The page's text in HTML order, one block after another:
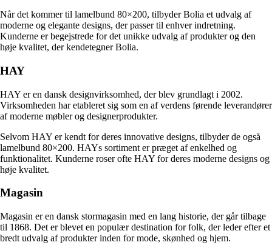
Når det kommer til lamelbund 80×200, tilbyder Bolia et udvalg af
moderne og elegante designs, der passer til enhver indretning.
Kunderne er begejstrede for det unikke udvalg af produkter og den
høje kvalitet, der kendetegner Bolia.
HAY
HAY er en dansk designvirksomhed, der blev grundlagt i 2002.
Virksomheden har etableret sig som en af verdens førende leverandører
af moderne møbler og designerprodukter.
Selvom HAY er kendt for deres innovative designs, tilbyder de også
lamelbund 80×200. HAYs sortiment er præget af enkelhed og
funktionalitet. Kunderne roser ofte HAY for deres moderne designs og
høje kvalitet.
Magasin
Magasin er en dansk stormagasin med en lang historie, der går tilbage
til 1868. Det er blevet en populær destination for folk, der leder efter et
bredt udvalg af produkter inden for mode, skønhed og hjem.